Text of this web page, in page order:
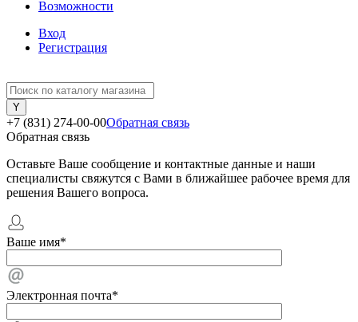
Возможности
Вход
Регистрация
+7 (831) 274-00-00Обратная связь
Обратная связь
Оставьте Ваше сообщение и контактные данные и наши
специалисты свяжутся с Вами в ближайшее рабочее время для
решения Вашего вопроса.
Ваше имя*
Электронная почта*